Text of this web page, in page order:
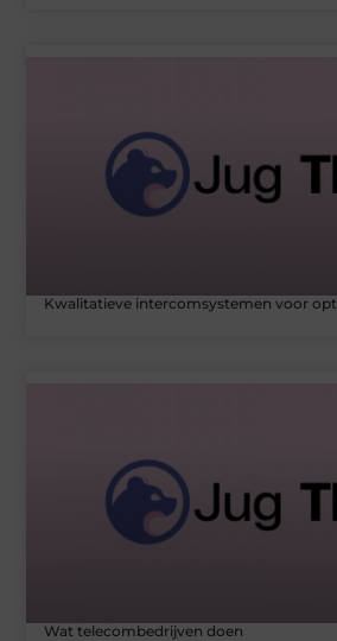
Kwalitatieve intercomsystemen voor
Wat telecombedrijven doen